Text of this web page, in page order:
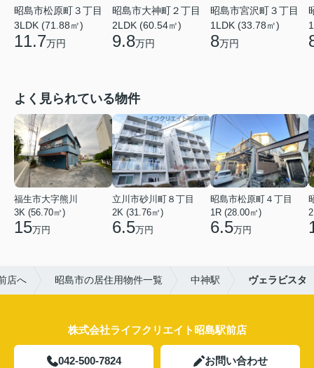
昭島市松原町３丁目
3LDK (71.88㎡)
11.7万円
昭島市大神町２丁目
2LDK (60.54㎡)
9.8万円
昭島市宮沢町３丁目
1LDK (33.78㎡)
8万円
よく見られている物件
福生市大字熊川
3K (56.70㎡)
15万円
立川市砂川町８丁目
2K (31.76㎡)
6.5万円
昭島市松原町４丁目
1R (28.00㎡)
6.5万円
店へ 昭島市の居住用物件一覧 中神駅 ヴェラビスタ
株式会社ライフクリエイト昭島駅前店
042-500-7824 お問い合わせ